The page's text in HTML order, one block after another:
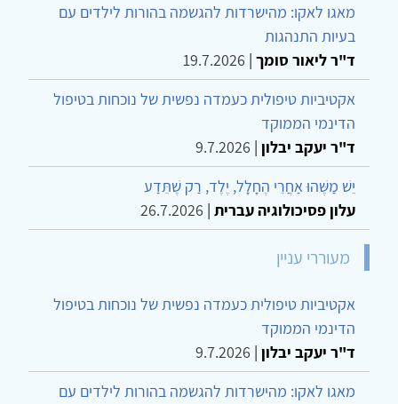
מאגו לאקו: מהישרדות להגשמה בהורות לילדים עם
בעיות התנהגות
ד"ר ליאור סומך |
19.7.2026
אקטיביות טיפולית כעמדה נפשית של נוכחות בטיפול
הדינמי הממוקד
ד"ר יעקב יבלון |
9.7.2026
יֵשׁ מַשֶּׁהוּ אַחֲרֵי הֶחָלָל, יֶלֶד, רַק שֶׁתֵּדַע
עלון פסיכולוגיה עברית |
26.7.2026
מעוררי עניין
אקטיביות טיפולית כעמדה נפשית של נוכחות בטיפול
הדינמי הממוקד
ד"ר יעקב יבלון |
9.7.2026
מאגו לאקו: מהישרדות להגשמה בהורות לילדים עם